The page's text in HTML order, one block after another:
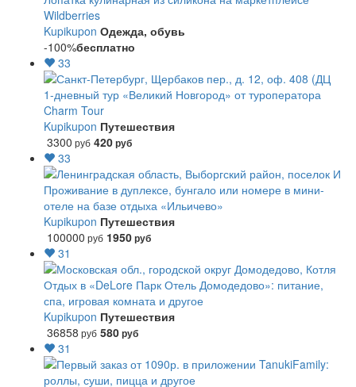
Wildberries
Kupikupon Одежда, обувь
-100%бесплатно
33
1-дневный тур «Великий Новгород» от туроператора
Charm Tour
Kupikupon Путешествия
3300 руб 420руб
33
Проживание в дуплексе, бунгало или номере в мини-
отеле на базе отдыха «Ильичево»
Kupikupon Путешествия
100000 руб 1950руб
31
Отдых в «DeLore Парк Отель Домодедово»: питание,
спа, игровая комната и другое
Kupikupon Путешествия
36858 руб 580руб
31